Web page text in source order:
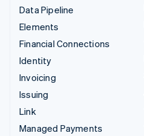
Data Pipeline
Elements
Financial Connections
Identity
Invoicing
Issuing
Link
Managed Payments